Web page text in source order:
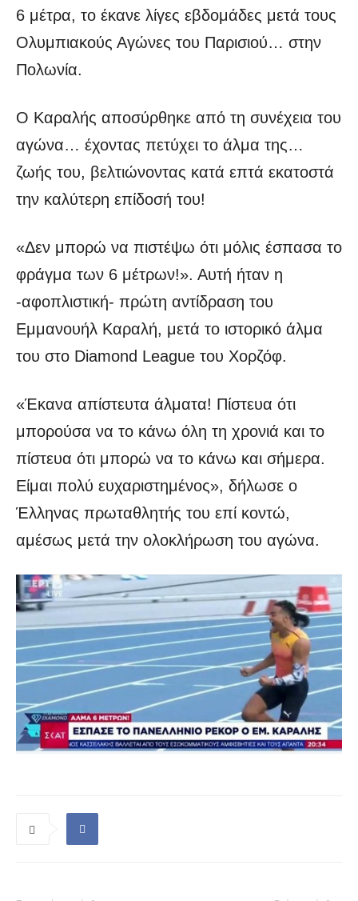
6 μέτρα, το έκανε λίγες εβδομάδες μετά τους
Ολυμπιακούς Αγώνες του Παρισιού… στην
Πολωνία.
Ο Καραλής αποσύρθηκε από τη συνέχεια του
αγώνα… έχοντας πετύχει το άλμα της…
ζωής του, βελτιώνοντας κατά επτά εκατοστά
την καλύτερη επίδοσή του!
«Δεν μπορώ να πιστέψω ότι μόλις έσπασα το
φράγμα των 6 μέτρων!». Αυτή ήταν η
-αφοπλιστική- πρώτη αντίδραση του
Εμμανουήλ Καραλή, μετά το ιστορικό άλμα
του στο Diamond League του Χορζόφ.
«Έκανα απίστευτα άλματα! Πίστευα ότι
μπορούσα να το κάνω όλη τη χρονιά και το
πίστευα ότι μπορώ να το κάνω και σήμερα.
Είμαι πολύ ευχαριστημένος», δήλωσε ο
Έλληνας πρωταθλητής του επί κοντώ,
αμέσως μετά την ολοκλήρωση του αγώνα.